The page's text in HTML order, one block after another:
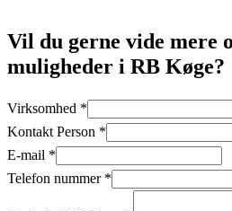
Vil du gerne vide mere
muligheder i RB Køge?
Virksomhed *
Kontakt Person *
E-mail *
Telefon nummer *